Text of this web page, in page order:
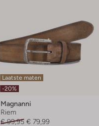
Laatste maten
-20%
Magnanni
Riem
€ 99,95 € 79,99